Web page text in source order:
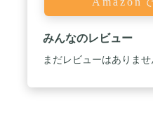
みんなのレビュー
まだレビューはありませ